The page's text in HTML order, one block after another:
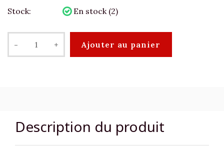
Stock:
En stock (2)
- + Ajouter au panier
Description du produit